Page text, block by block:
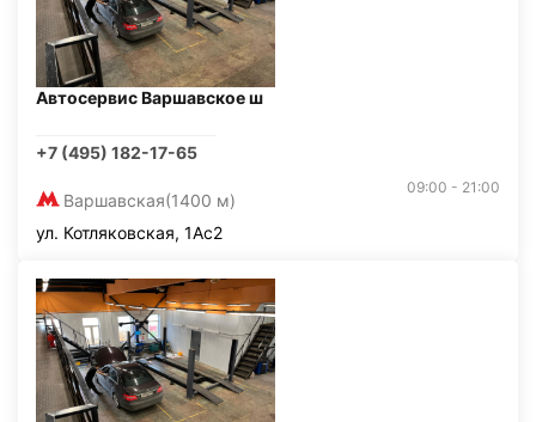
Автосервис Варшавское ш
+7 (495) 182-17-65
Варшавская(1400 м)
09:00 - 21:00
ул. Котляковская, 1Ас2